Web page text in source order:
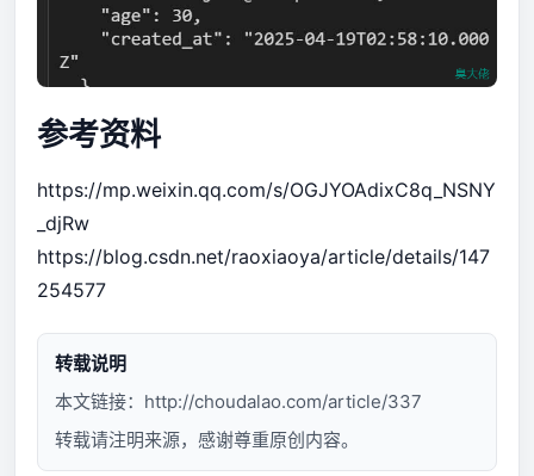
参考资料
https://mp.weixin.qq.com/s/OGJYOAdixC8q_NSNY
_djRw
https://blog.csdn.net/raoxiaoya/article/details/147
254577
转载说明
本文链接： http://choudalao.com/article/337
转载请注明来源，感谢尊重原创内容。